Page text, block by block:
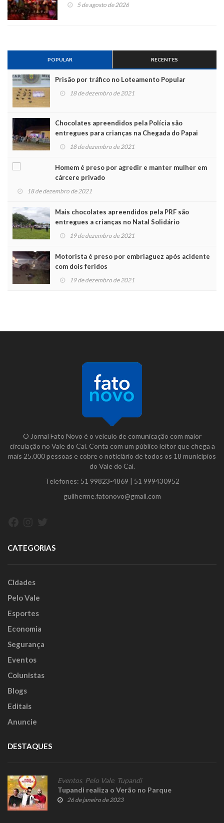
5 de agosto de 2026
POPULAR RECENTES
Prisão por tráfico no Loteamento Popular
18 de dezembro de 2021
Chocolates apreendidos pela Polícia são
entregues para crianças na Chegada do Papai
Noel
18 de dezembro de 2021
Homem é preso por agredir e manter mulher em
cárcere privado
18 de dezembro de 2021
Mais chocolates apreendidos pela PRF são
entregues a crianças no Natal Solidário
19 de dezembro de 2021
Motorista é preso por embriaguez após acidente
com dois feridos
19 de dezembro de 2021
O Jornal Fato Novo é o veículo de comunicação com maior
circulação no Vale do Caí. Conta com um público leitor que chega a
mais 25.000 pessoas e cobre o noticiário de todos os 18 municípios
do Vale do Caí.
Telefones: 51 99823-4869 | 51 999430952
guilherme.fatonovo@gmail.com
CATEGORIAS
Cidades
Pelo Vale
Esportes
Economia
Segurança
Eventos
Colunistas
Blogs
Editais
Anuncie
DESTAQUES
Eventos, Pelo Vale, Tupandi
Tupandi realiza o Verão no Parque
26 de janeiro de 2023